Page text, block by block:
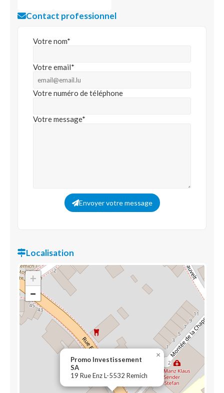
Contact professionnel
Votre nom*
Votre email*
Votre numéro de téléphone
Votre message*
Envoyer votre message
Localisation
Promo Investissement
SA
19 Rue Enz L-5532 Remich
×
+
−